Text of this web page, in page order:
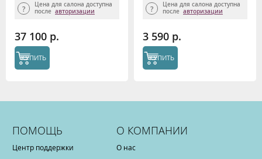
Цена для салона доступна
после авторизации
37 100 р.
КУПИТЬ
Цена для салона доступна
после авторизации
3 590 р.
КУПИТЬ
ПОМОЩЬ
Центр поддержки
О КОМПАНИИ
О нас